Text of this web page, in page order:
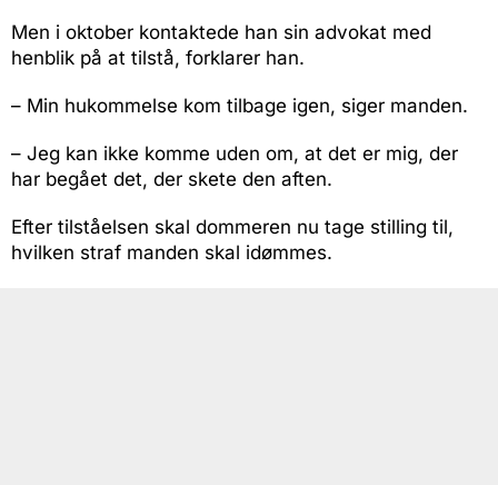
Men i oktober kontaktede han sin advokat med
henblik på at tilstå, forklarer han.
– Min hukommelse kom tilbage igen, siger manden.
– Jeg kan ikke komme uden om, at det er mig, der
har begået det, der skete den aften.
Efter tilståelsen skal dommeren nu tage stilling til,
hvilken straf manden skal idømmes.